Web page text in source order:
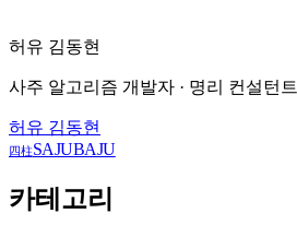
허유 김동현
사주 알고리즘 개발자 · 명리 컨설턴트
허유 김동현
四柱SAJUBAJU
카테고리